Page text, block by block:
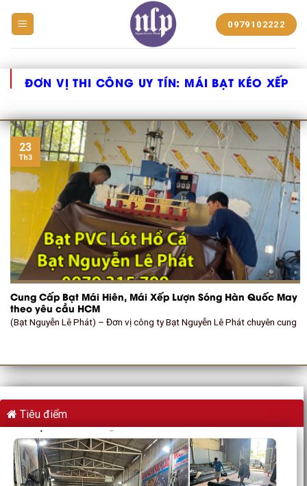
NHỰA
PHÁT
0979102222
ĐƠN VỊ THI CÔNG UY TÍN: MÁI BẠT KÉO XẾP
Cung Cấp Bạt Mái Hiên, Mái Xếp Lượn Sóng Hàn Quốc May
theo yêu cầu HCM
(Bạt Nguyễn Lê Phát) – Đơn vị công ty Bạt Nguyễn Lê Phát chuyên cung
23
Th3
Tiêu điểm